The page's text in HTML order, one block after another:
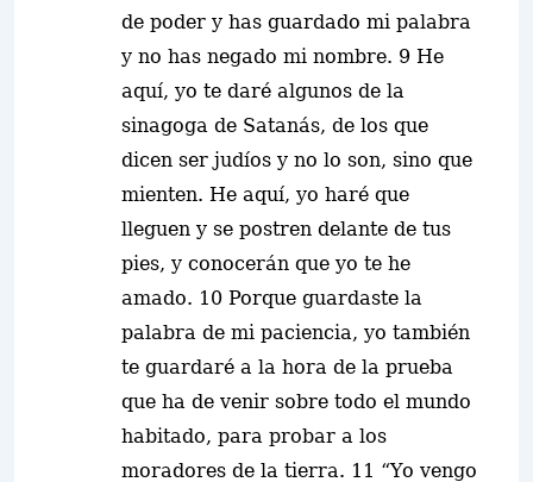
de poder y has guardado mi palabra
y no has negado mi nombre. 9 He
aquí, yo te daré algunos de la
sinagoga de Satanás, de los que
dicen ser judíos y no lo son, sino que
mienten. He aquí, yo haré que
lleguen y se postren delante de tus
pies, y conocerán que yo te he
amado. 10 Porque guardaste la
palabra de mi paciencia, yo también
te guardaré a la hora de la prueba
que ha de venir sobre todo el mundo
habitado, para probar a los
moradores de la tierra. 11 “Yo vengo